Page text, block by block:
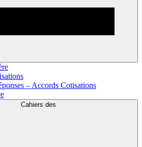
– Accords Cotisations
Cahiers des